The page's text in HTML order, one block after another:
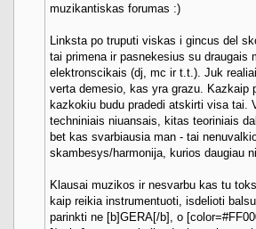
muzikantiskas forumas :)
Linksta po truputi viskas i gincus del
tai primena ir pasnekesius su draugais
elektronscikais (dj, mc ir t.t.). Juk
verta demesio, kas yra grazu. Kazkaip
kazkokiu budu pradedi atskirti visa tai.
techniniais niuansais, kitas teoriniais
bet kas svarbiausia man - tai
skambesys/harmonija, kurios daugiau
Klausai muzikos ir nesvarbu kas tu
kaip reikia instrumentuoti, isdelioti
parinkti ne [b]GERA[/b], o